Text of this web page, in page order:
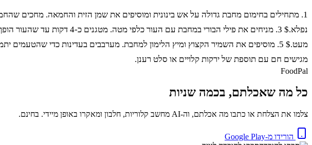
מגישים חם עם תוספת של ירקות קלויים או סלט רענן.
FoodPal
כל מה שאכלתם, בכמה שניות
צלמו את הצלחת או כתבו מה אכלתם, וה-AI מחשב קלוריות, חלבון ומאקרו באופן מיידי. בחינם.
הורידו מ-Google Play